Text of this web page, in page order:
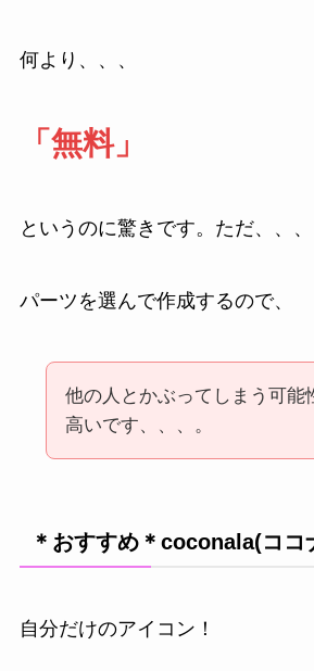
何より、、、
「無料」
というのに驚きです。ただ、、、
パーツを選んで作成するので、
他の人とかぶってしまう可能
高いです、、、。
＊おすすめ＊coconala(ココ
自分だけのアイコン！